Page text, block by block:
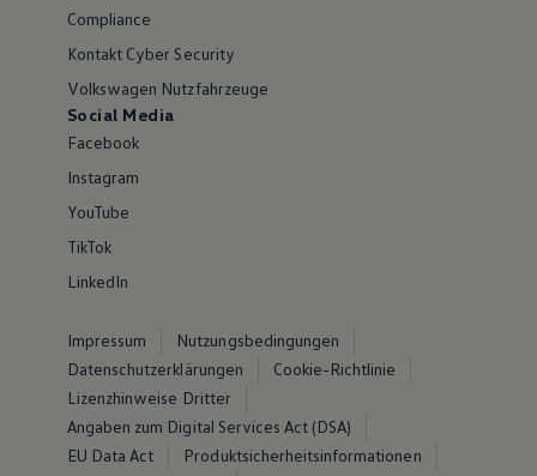
Compliance
Kontakt Cyber Security
Volkswagen Nutzfahrzeuge
Social Media
Facebook
Instagram
YouTube
TikTok
LinkedIn
Impressum
Nutzungsbedingungen
Datenschutzerklärungen
Cookie-Richtlinie
Lizenzhinweise Dritter
Angaben zum Digital Services Act (DSA)
EU Data Act
Produktsicherheitsinformationen